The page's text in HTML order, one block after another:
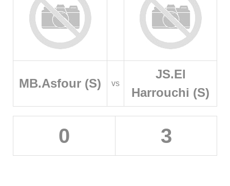
MB.Asfour (S) vs
JS.El
Harrouchi (S)
0 3